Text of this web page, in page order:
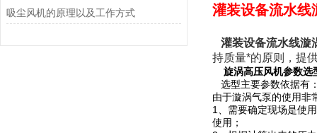
吸尘风机的原理以及工作方式 灌装设备流水线
灌装设备流水线漩
持质量*的原则，提
旋涡高压风机参数选
选型主要参数依据有
由于漩涡气泵的使用非
1、需要确定现场是使
使用；